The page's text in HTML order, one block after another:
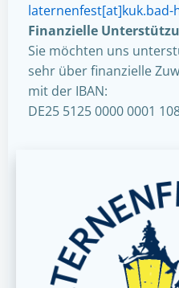
Finanzielle
Sie möchten uns
sehr über finanzielle
mit der IBAN:
DE25 5125 0000 0001